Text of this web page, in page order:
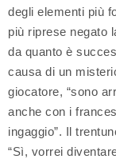
degli elementi più
più riprese negato
da quanto è
causa di un
giocatore, “sono
anche con i
ingaggio”. Il
“Sì, vorrei